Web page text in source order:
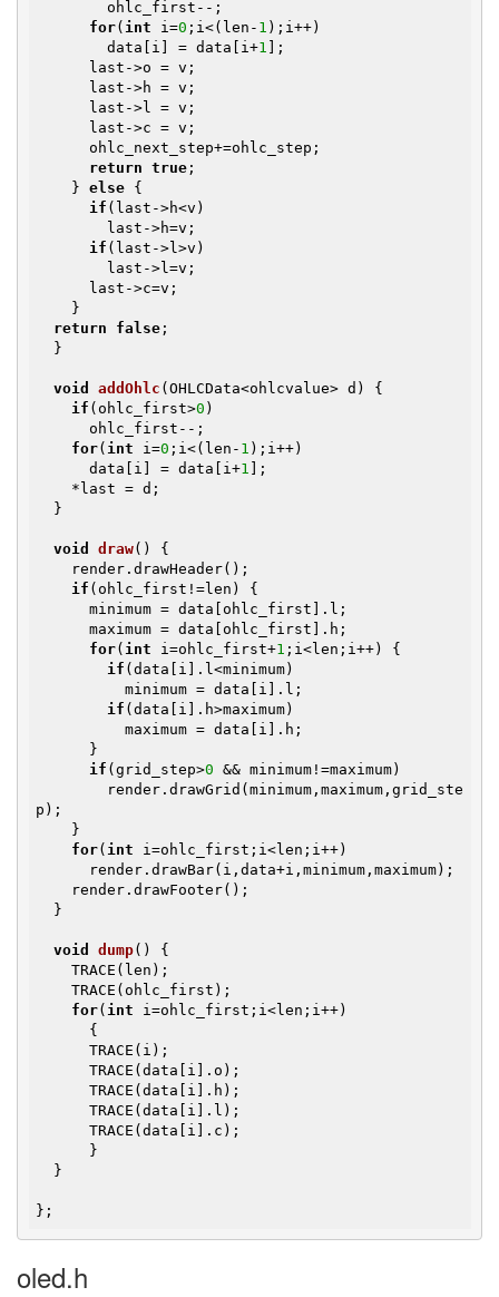
for( int i=0 ;i<(len- 1 );i++)
        data[i] = data[i+
1 ];
return true ;
    }
else {
if (last->h<v)
if (last->l>v)
return
false ;
void addOhlc (OHLCData<ohlcvalue> d)
{
if (ohlc_first>0 )
for( int i=0 ;i<(len- 1 );i++)
      data[i] = data[i+
1 ];
void draw()
{
if (ohlc_first!=len) {
for( int i=ohlc_first+1 ;i<len;i++) {
if (data[i].l<minimum)
if (data[i].h>maximum)
if (grid_step>0 && minimum!=maximum)
p);
for( int i=ohlc_first;i<len;i++)
void dump()
{
for( int i=ohlc_first;i<len;i++)
};
oled.h